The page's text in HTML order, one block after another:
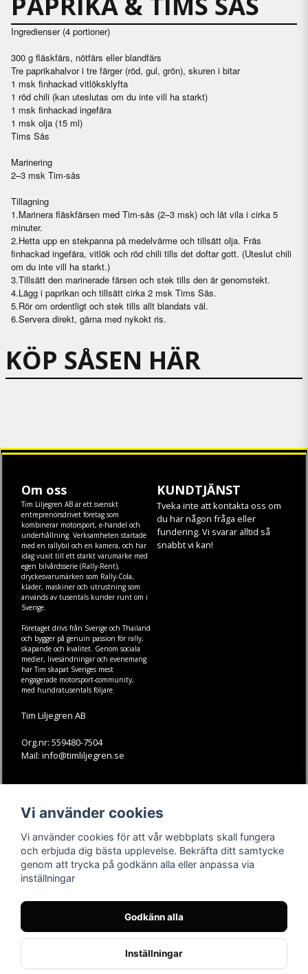
Ingredienser (4 portioner)
300 g fläskfärs, nötfärs eller blandfärs
Tre paprikahalvor i tre färger (röd, gul, grön), skuren i bitar
1 msk finhackad vitlöksklyfta
1 röd chili (kan uteslutas om du inte vill ha starkt)
1 msk finhackad ingefära
1 msk olja (15 ml)
Tims Sås
Marinering
2–3 msk Tim-sås
Tillagning
1.Marinera fläskfärsen med Tim-sås (2–3 msk) och låt vila i cirka 5
minuter.
2.Hetta upp en stekpanna på medelvärme och tillsätt olja. Fräs
finhackad ingefära, vitlök och röd chili tills det doftar gott. (Uteslut chili
om du inte vill ha starkt.)
3.Tillsätt den marinerade färsen och stek tills den är genomstekt.
4.Lägg i paprikan och tillsätt cirka 2 msk Tims Sås.
5.Rör om ordentligt och stek tills allt blandats väl.
6.Servera direkt, gärna med nykokt ris.
KÖP SÅSEN HÄR
Om oss
Tim Liljegren AB är ett svenskt
entreprenörsdrivet företag som
kombinerar motorsport, e-handel och
underhållning. Verksamheten startade
med en rallybil och en kamera, och har
idag vuxit till ett starkt varumärke med
egen bilvårdsserie (Rally-Rent),
dryckesvarumärken som Rally-Cola,
kläder, maskineroch utrustning som
används av tusentals kunder runt om i
Sverige.
Företaget drivs från Sverige och Thailand
och bygger på genuin passion för rally,
skapande och kvalitet. Genom sociala
medier, livesändningar och evenemang
har Tim skapat Sveriges mest
engagerade motorsport-community,
med hundratusentals följare.
Tim Liljegren AB
Org.nr: 559480-7504
Mail: info@timliljegren.se
KUNDTJÄNST
Tveka inte att kontakta oss om
du har någon fråga eller
fundering. Vi svarar alltid så
snabbt vi kan!
Köpvillkor
Kontakt
Youtube-videos
Instagram
Youtube
TikTok
Vi använder cookies
Vi använder cookies för att vår webbplats skall fungera
och erbjuda dig bästa upplevelse. Bekräfta ditt samtycke
genom att trycka på godkänn alla eller anpassa via
inställningar
Godkänn alla
Inställningar